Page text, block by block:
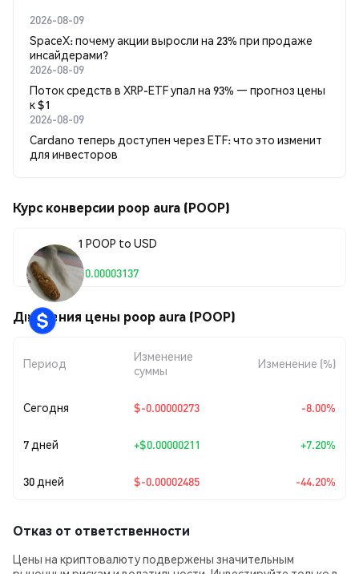
2026-08-09
SpaceX: почему акции выросли на 23% при продаже
инсайдерами?
2026-08-09
Поток средств в XRP-ETF упал на 93% — прогноз цены
к $1
2026-08-09
Cardano теперь доступен через ETF: что это изменит
для инвесторов
Курс конверсии poop aura (POOP)
1 POOP to USD
$0.00003137
Движения цены poop aura (POOP)
Период
Изменение
суммы
Изменение (%)
Сегодня $-0.00000273 -8.00%
7 дней +$0.00000211 +7.20%
30 дней $-0.00002485 -44.20%
Отказ от ответственности
Цены на криптовалюту подвержены значительным